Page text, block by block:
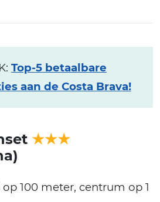
Top-5 betaalbare
aan de Costa Brava!
★★★
100 meter, centrum op 1